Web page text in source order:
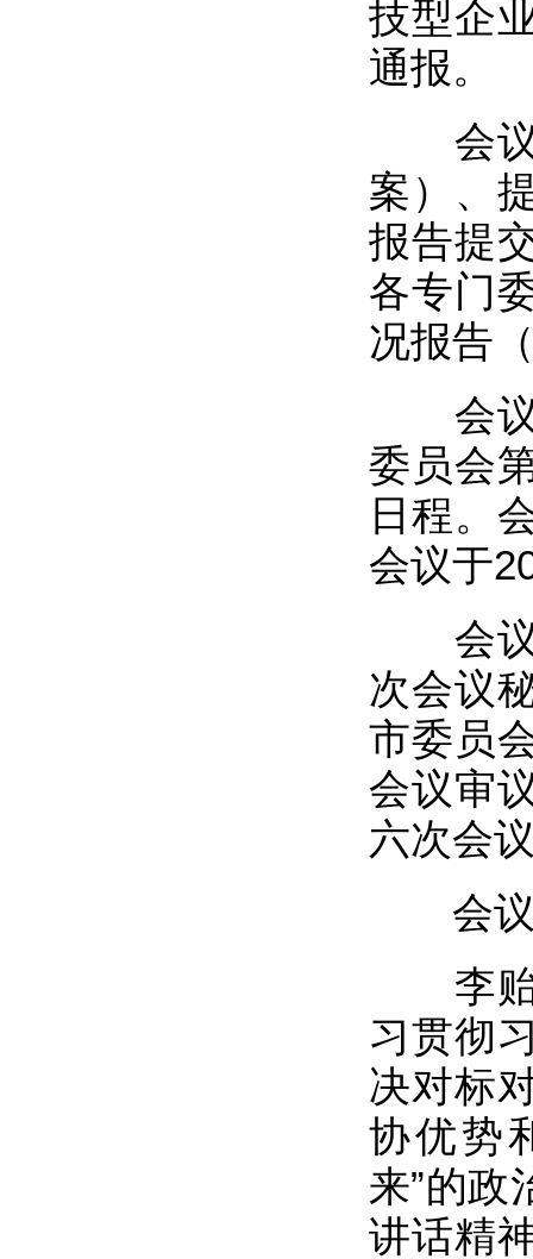
技型企
通报。
会议
案）、
报告提
各专门
况报告
会议
委员会
日程。
会议于
会议
次会议
市委员
会议审
六次会
会议
李贻
习贯彻
决对标
协优势
来”的政
讲话精